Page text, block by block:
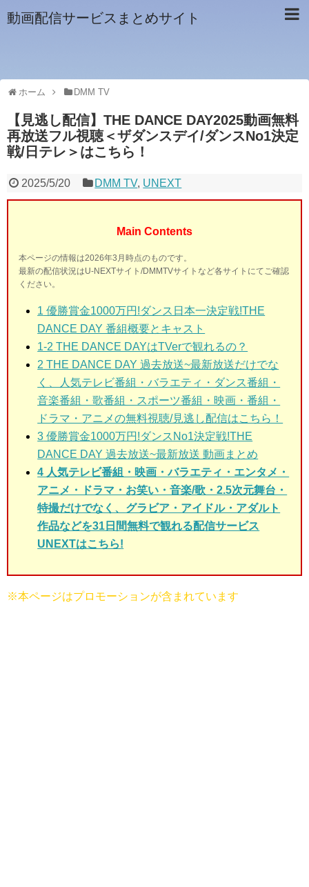
動画配信サービスまとめサイト
ホーム DMM TV
【見逃し配信】THE DANCE DAY2025動画無料
再放送フル視聴＜ザダンスデイ/ダンスNo1決定
戦/日テレ＞はこちら！
2025/5/20 DMM TV, UNEXT
Main Contents
本ページの情報は2026年3月時点のものです。
最新の配信状況はU-NEXTサイト/DMMTVサイトなど各サイトにてご確認
ください。
1 優勝賞金1000万円!ダンス日本一決定戦!THE
DANCE DAY 番組概要とキャスト
1-2THE DANCE DAYはTVerで観れるの？
2 THE DANCE DAY 過去放送~最新放送だけでな
く、人気テレビ番組・バラエティ・ダンス番組・
音楽番組・歌番組・スポーツ番組・映画・番組・
ドラマ・アニメの無料視聴/見逃し配信はこちら！
3 優勝賞金1000万円!ダンスNo1決定戦!THE
DANCE DAY 過去放送~最新放送 動画まとめ
4 人気テレビ番組・映画・バラエティ・エンタメ・
アニメ・ドラマ・お笑い・音楽/歌・2.5次元舞台・
特撮だけでなく、グラビア・アイドル・アダルト
作品などを31日間無料で観れる配信サービス
UNEXTはこちら!
※本ページはプロモーションが含まれています